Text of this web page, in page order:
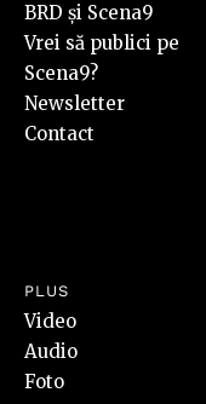
BRD și Scena9
Vrei să publici pe
Scena9?
Newsletter
Contact
PLUS
Video
Audio
Foto